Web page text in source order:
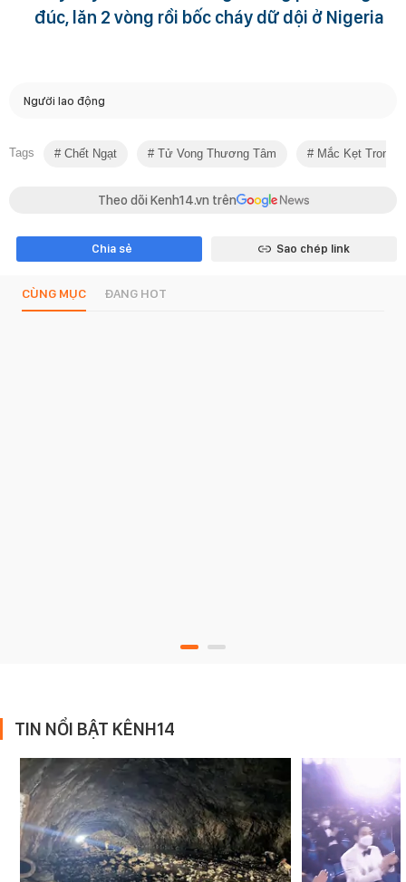
đúc, lăn 2 vòng rồi bốc cháy dữ dội ở Nigeria
Người lao động
Tags Chết Ngạt Tử Vong Thương Tâm Mắc Kẹt Trong
Theo dõi Kenh14.vn trên
Chia sẻ Sao chép link
CÙNG MỤC ĐANG HOT
TIN NỔI BẬT KÊNH14